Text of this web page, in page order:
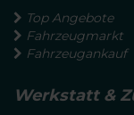
Top Angebote
Fahrzeugmarkt
Fahrzeugankauf
Werkstatt &